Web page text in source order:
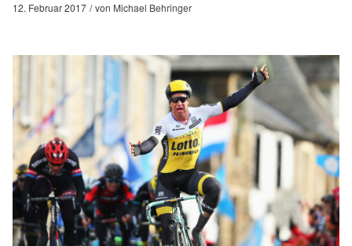
12. Februar 2017 von Michael Behringer